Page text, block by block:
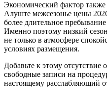
Экономический фактор также
Алуште межсезонье цены
более длительное
Именно поэтому низкий
не только в атмосфере
условиях размещения.
Добавьте к этому отсутствие
свободные записи на
настоящему расслабляющий